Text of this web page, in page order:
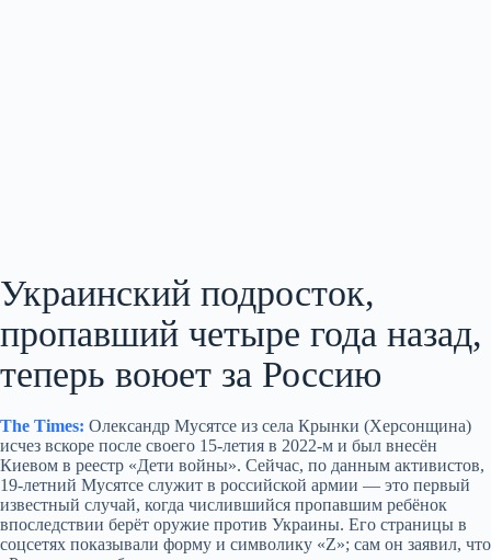
Украинский подросток,
пропавший четыре года назад,
теперь воюет за Россию
The Times: Олександр Мусятсе из села Крынки (Херсонщина)
исчез вскоре после своего 15‑летия в 2022‑м и был внесён
Киевом в реестр «Дети войны». Сейчас, по данным активистов,
19‑летний Мусятсе служит в российской армии — это первый
известный случай, когда числившийся пропавшим ребёнок
впоследствии берёт оружие против Украины. Его страницы в
соцсетях показывали форму и символику «Z»; сам он заявил, что